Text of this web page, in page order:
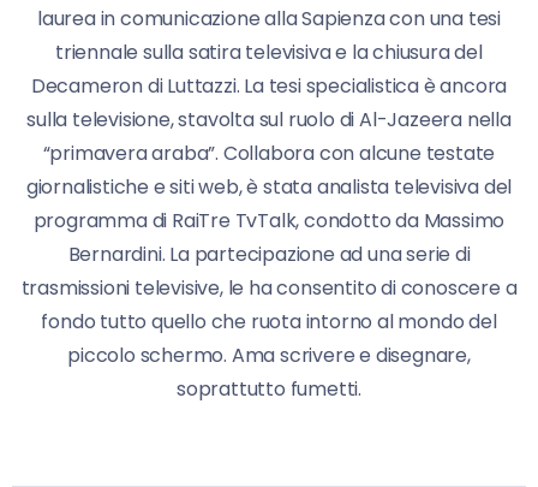
laurea in comunicazione alla Sapienza con una tesi
triennale sulla satira televisiva e la chiusura del
Decameron di Luttazzi. La tesi specialistica è ancora
sulla televisione, stavolta sul ruolo di Al-Jazeera nella
“primavera araba”. Collabora con alcune testate
giornalistiche e siti web, è stata analista televisiva del
programma di RaiTre TvTalk, condotto da Massimo
Bernardini. La partecipazione ad una serie di
trasmissioni televisive, le ha consentito di conoscere a
fondo tutto quello che ruota intorno al mondo del
piccolo schermo. Ama scrivere e disegnare,
soprattutto fumetti.